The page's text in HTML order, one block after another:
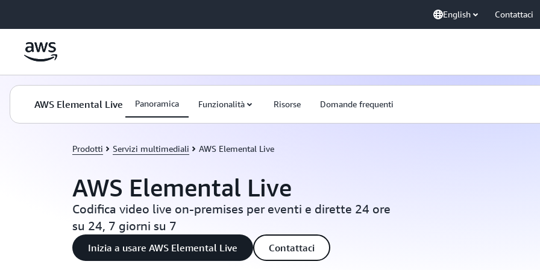
English Contattaci
AWS Elemental Live Panoramica Funzionalità Risorse Domande frequenti
Prodotti Servizi multimediali AWS Elemental Live
AWS Elemental Live
Codifica video live on-premises per eventi e dirette 24 ore
su 24, 7 giorni su 7
Inizia a usare AWS Elemental Live Contattaci